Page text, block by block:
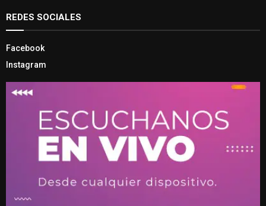
REDES SOCIALES
Facebook
Instagram